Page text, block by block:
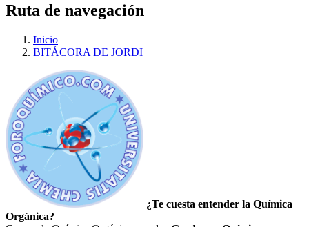
Ruta de navegación
Inicio
BITÁCORA DE JORDI
¿Te cuesta entender la Química
Orgánica?